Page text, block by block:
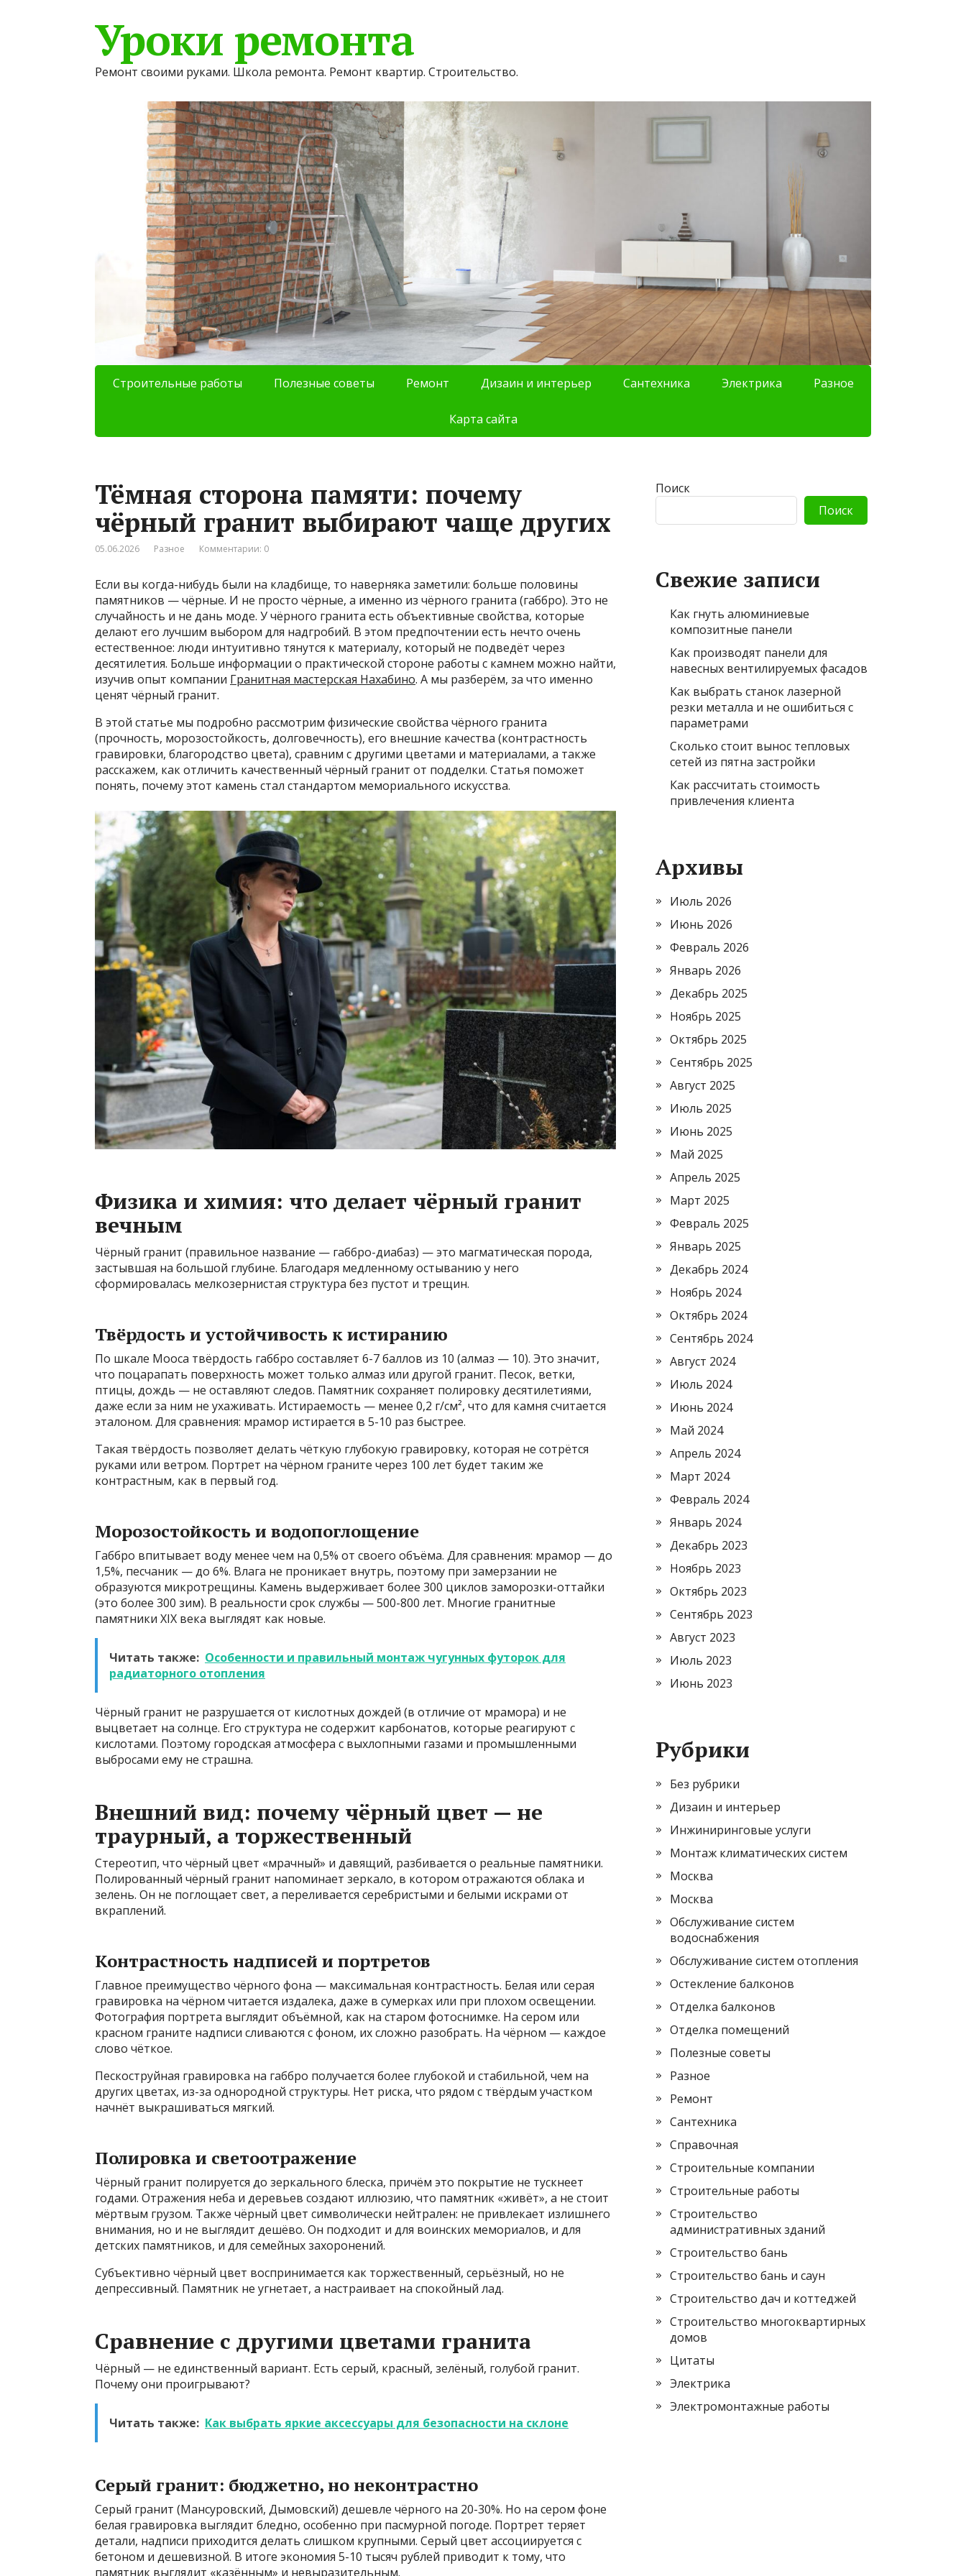
Уроки ремонта
Ремонт своими руками. Школа ремонта. Ремонт квартир. Строительство.
Строительные работы Полезные советы Ремонт Дизаин и интерьер Сантехника Электрика Разное
Карта сайта
Тёмная сторона памяти: почему
чёрный гранит выбирают чаще других
05.06.2026 Разное Комментарии: 0
Если вы когда-нибудь были на кладбище, то наверняка заметили: больше половины
памятников — чёрные. И не просто чёрные, а именно из чёрного гранита (габбро). Это не
случайность и не дань моде. У чёрного гранита есть объективные свойства, которые
делают его лучшим выбором для надгробий. В этом предпочтении есть нечто очень
естественное: люди интуитивно тянутся к материалу, который не подведёт через
десятилетия. Больше информации о практической стороне работы с камнем можно найти,
изучив опыт компании Гранитная мастерская Нахабино. А мы разберём, за что именно
ценят чёрный гранит.
В этой статье мы подробно рассмотрим физические свойства чёрного гранита
(прочность, морозостойкость, долговечность), его внешние качества (контрастность
гравировки, благородство цвета), сравним с другими цветами и материалами, а также
расскажем, как отличить качественный чёрный гранит от подделки. Статья поможет
понять, почему этот камень стал стандартом мемориального искусства.
Физика и химия: что делает чёрный гранит
вечным
Чёрный гранит (правильное название — габбро-диабаз) — это магматическая порода,
застывшая на большой глубине. Благодаря медленному остыванию у него
сформировалась мелкозернистая структура без пустот и трещин.
Твёрдость и устойчивость к истиранию
По шкале Мооса твёрдость габбро составляет 6-7 баллов из 10 (алмаз — 10). Это значит,
что поцарапать поверхность может только алмаз или другой гранит. Песок, ветки,
птицы, дождь — не оставляют следов. Памятник сохраняет полировку десятилетиями,
даже если за ним не ухаживать. Истираемость — менее 0,2 г/см², что для камня считается
эталоном. Для сравнения: мрамор истирается в 5-10 раз быстрее.
Такая твёрдость позволяет делать чёткую глубокую гравировку, которая не сотрётся
руками или ветром. Портрет на чёрном граните через 100 лет будет таким же
контрастным, как в первый год.
Морозостойкость и водопоглощение
Габбро впитывает воду менее чем на 0,5% от своего объёма. Для сравнения: мрамор — до
1,5%, песчаник — до 6%. Влага не проникает внутрь, поэтому при замерзании не
образуются микротрещины. Камень выдерживает более 300 циклов заморозки-оттайки
(это более 300 зим). В реальности срок службы — 500-800 лет. Многие гранитные
памятники XIX века выглядят как новые.
Читать также: Особенности и правильный монтаж чугунных футорок для
радиаторного отопления
Чёрный гранит не разрушается от кислотных дождей (в отличие от мрамора) и не
выцветает на солнце. Его структура не содержит карбонатов, которые реагируют с
кислотами. Поэтому городская атмосфера с выхлопными газами и промышленными
выбросами ему не страшна.
Внешний вид: почему чёрный цвет — не
траурный, а торжественный
Стереотип, что чёрный цвет «мрачный» и давящий, разбивается о реальные памятники.
Полированный чёрный гранит напоминает зеркало, в котором отражаются облака и
зелень. Он не поглощает свет, а переливается серебристыми и белыми искрами от
вкраплений.
Контрастность надписей и портретов
Главное преимущество чёрного фона — максимальная контрастность. Белая или серая
гравировка на чёрном читается издалека, даже в сумерках или при плохом освещении.
Фотография портрета выглядит объёмной, как на старом фотоснимке. На сером или
красном граните надписи сливаются с фоном, их сложно разобрать. На чёрном — каждое
слово чёткое.
Пескоструйная гравировка на габбро получается более глубокой и стабильной, чем на
других цветах, из-за однородной структуры. Нет риска, что рядом с твёрдым участком
начнёт выкрашиваться мягкий.
Полировка и светоотражение
Чёрный гранит полируется до зеркального блеска, причём это покрытие не тускнеет
годами. Отражения неба и деревьев создают иллюзию, что памятник «живёт», а не стоит
мёртвым грузом. Также чёрный цвет символически нейтрален: не привлекает излишнего
внимания, но и не выглядит дешёво. Он подходит и для воинских мемориалов, и для
детских памятников, и для семейных захоронений.
Субъективно чёрный цвет воспринимается как торжественный, серьёзный, но не
депрессивный. Памятник не угнетает, а настраивает на спокойный лад.
Сравнение с другими цветами гранита
Чёрный — не единственный вариант. Есть серый, красный, зелёный, голубой гранит.
Почему они проигрывают?
Читать также: Как выбрать яркие аксессуары для безопасности на склоне
Серый гранит: бюджетно, но неконтрастно
Серый гранит (Мансуровский, Дымовский) дешевле чёрного на 20-30%. Но на сером фоне
белая гравировка выглядит бледно, особенно при пасмурной погоде. Портрет теряет
детали, надписи приходится делать слишком крупными. Серый цвет ассоциируется с
бетоном и дешевизной. В итоге экономия 5-10 тысяч рублей приводит к тому, что
памятник выглядит «казённым» и невыразительным.
Поиск
Поиск
Свежие записи
Как гнуть алюминиевые
композитные панели
Как производят панели для
навесных вентилируемых фасадов
Как выбрать станок лазерной
резки металла и не ошибиться с
параметрами
Сколько стоит вынос тепловых
сетей из пятна застройки
Как рассчитать стоимость
привлечения клиента
Архивы
Июль 2026
Июнь 2026
Февраль 2026
Январь 2026
Декабрь 2025
Ноябрь 2025
Октябрь 2025
Сентябрь 2025
Август 2025
Июль 2025
Июнь 2025
Май 2025
Апрель 2025
Март 2025
Февраль 2025
Январь 2025
Декабрь 2024
Ноябрь 2024
Октябрь 2024
Сентябрь 2024
Август 2024
Июль 2024
Июнь 2024
Май 2024
Апрель 2024
Март 2024
Февраль 2024
Январь 2024
Декабрь 2023
Ноябрь 2023
Октябрь 2023
Сентябрь 2023
Август 2023
Июль 2023
Июнь 2023
Рубрики
Без рубрики
Дизаин и интерьер
Инжиниринговые услуги
Монтаж климатических систем
Москва
Москва
Обслуживание систем
водоснабжения
Обслуживание систем отопления
Остекление балконов
Отделка балконов
Отделка помещений
Полезные советы
Разное
Ремонт
Сантехника
Справочная
Строительные компании
Строительные работы
Строительство
административных зданий
Строительство бань
Строительство бань и саун
Строительство дач и коттеджей
Строительство многоквартирных
домов
Цитаты
Электрика
Электромонтажные работы